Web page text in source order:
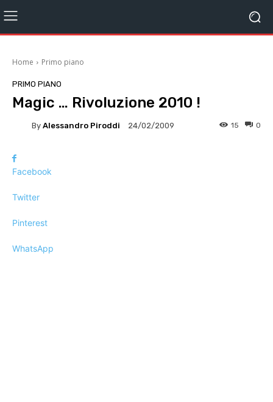
Home Primo piano
PRIMO PIANO
Magic … Rivoluzione 2010 !
By Alessandro Piroddi 24/02/2009 0
15
Facebook
Twitter
Pinterest
WhatsApp